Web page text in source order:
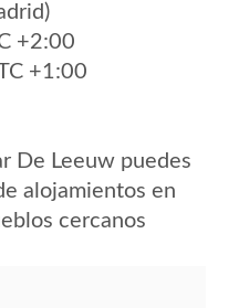
+2:00
+1:00
De Leeuw puedes
alojamientos en
cercanos